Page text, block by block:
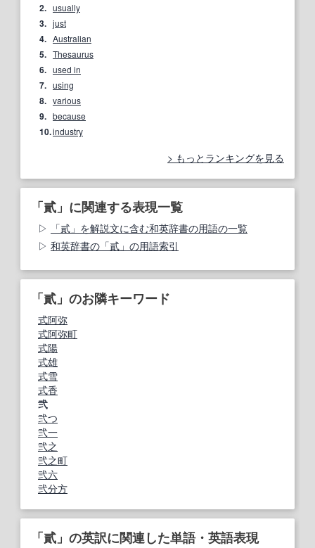
2. usually
3. just
4. Australian
5. Thesaurus
6. used in
7. using
8. various
9. because
10.industry
もっとランキングを見る
「貳」に関連する表現一覧
「貳」を解説文に含む和英辞書の用語の一覧
和英辞書の「貳」の用語索引
「貳」のお隣キーワード
式阿弥
式阿弥町
式陽
式雄
式雪
式香
弐
弐つ
弐一
弐之
弐之町
弐六
弐分方
「貳」の英訳に関連した単語・英語表現